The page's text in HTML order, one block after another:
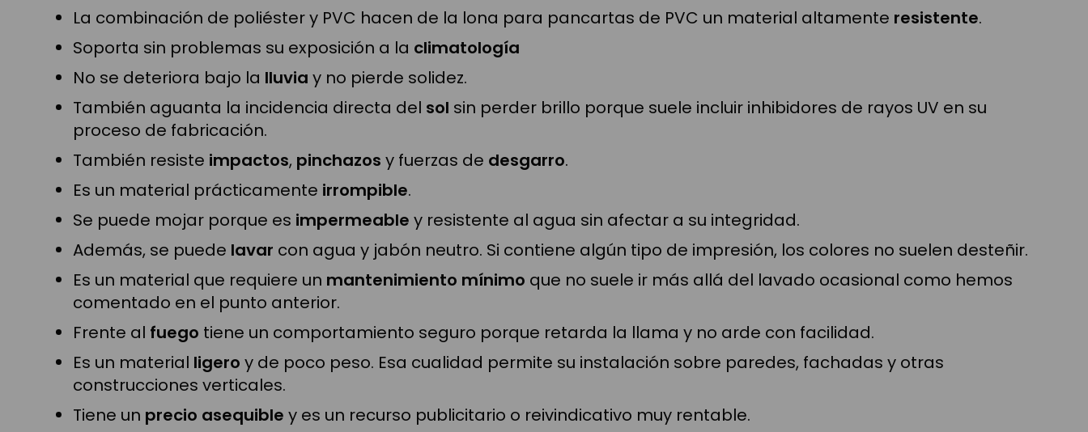
La combinación de poliéster y PVC hacen de la lona para pancartas de PVC un material altamente resistente.
Soporta sin problemas su exposición a la climatología
No se deteriora bajo la lluvia y no pierde solidez.
También aguanta la incidencia directa del sol sin perder brillo porque suele incluir inhibidores de rayos UV en su
proceso de fabricación.
También resiste impactos, pinchazos y fuerzas de desgarro.
Es un material prácticamente irrompible.
Se puede mojar porque es impermeable y resistente al agua sin afectar a su integridad.
Además, se puede lavar con agua y jabón neutro. Si contiene algún tipo de impresión, los colores no suelen desteñir.
Es un material que requiere un mantenimiento mínimo que no suele ir más allá del lavado ocasional como hemos
comentado en el punto anterior.
Frente al fuego tiene un comportamiento seguro porque retarda la llama y no arde con facilidad.
Es un material ligero y de poco peso. Esa cualidad permite su instalación sobre paredes, fachadas y otras
construcciones verticales.
Tiene un precio asequible y es un recurso publicitario o reivindicativo muy rentable.